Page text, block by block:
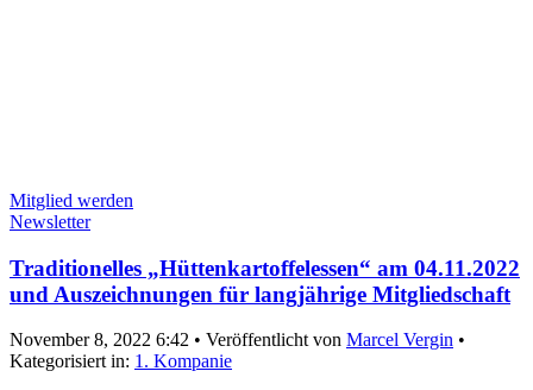
Mitglied werden
Newsletter
Traditionelles „Hüttenkartoffelessen“ am 04.11.2022
und Auszeichnungen für langjährige Mitgliedschaft
November 8, 2022 6:42 • Veröffentlicht von Marcel Vergin •
Kategorisiert in: 1. Kompanie